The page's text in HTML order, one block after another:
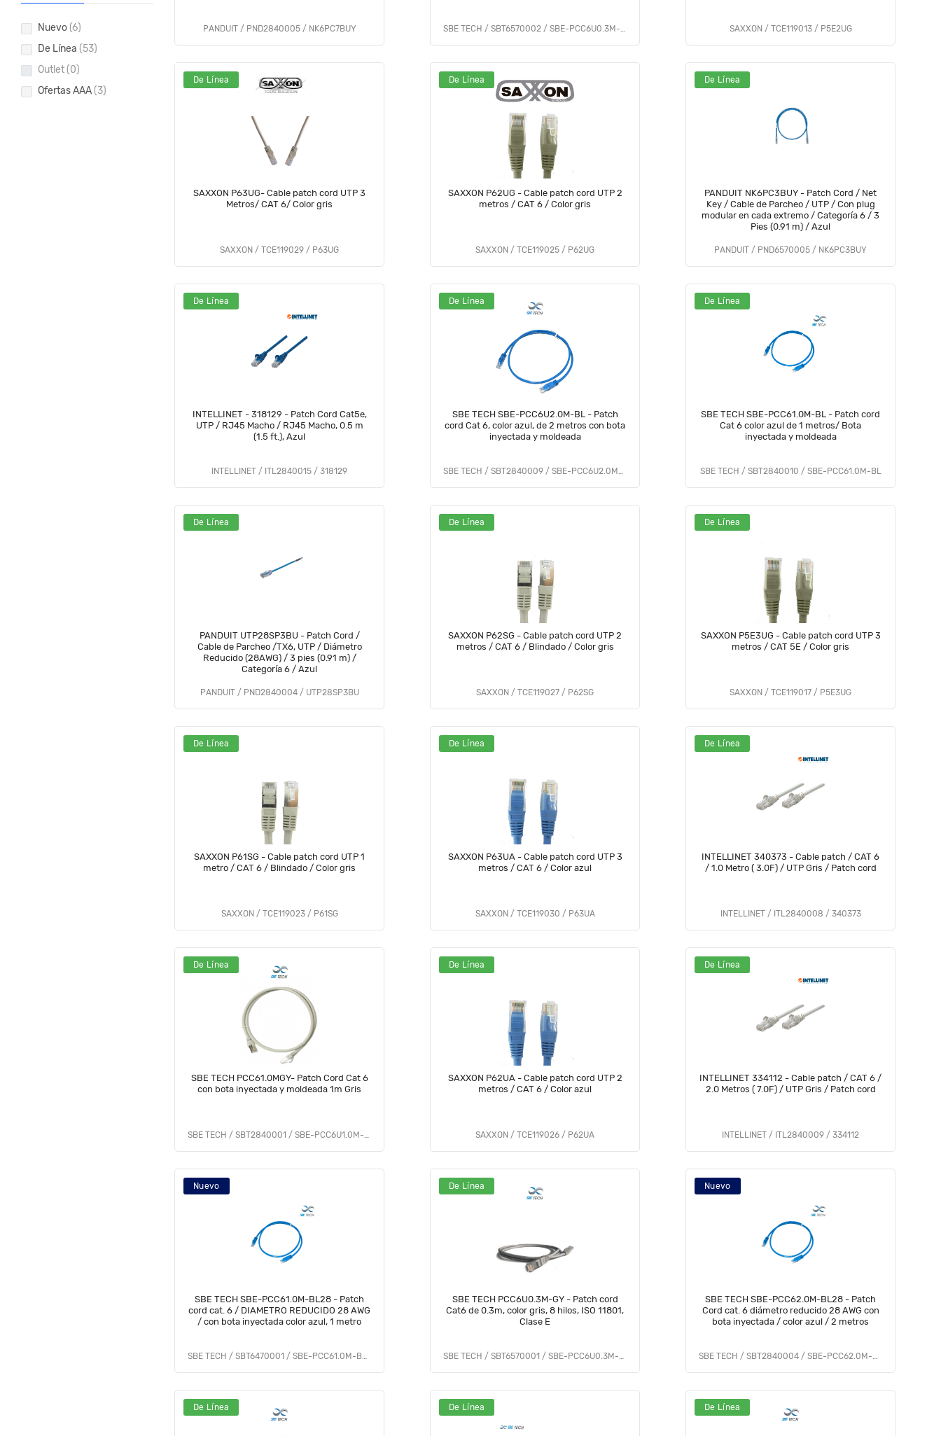
PANDUIT / PND2840005 / NK6PC7BUY SBE TECH / SBT6570002 / SBE-PCC6U0.3M-BL SAXXON / TCE119013 / P5E2UG
De Línea
SAXXON P63UG- Cable patch cord UTP 3
Metros/ CAT 6/ Color gris
SAXXON / TCE119029 / P63UG
De Línea
SAXXON P62UG - Cable patch cord UTP 2
metros / CAT 6 / Color gris
SAXXON / TCE119025 / P62UG
De Línea
PANDUIT NK6PC3BUY - Patch Cord / Net
Key / Cable de Parcheo / UTP / Con plug
modular en cada extremo / Categoría 6 / 3
Pies (0.91 m) / Azul
PANDUIT / PND6570005 / NK6PC3BUY
De Línea
INTELLINET - 318129 - Patch Cord Cat5e,
UTP / RJ45 Macho / RJ45 Macho, 0.5 m
(1.5 ft.), Azul
INTELLINET / ITL2840015 / 318129
De Línea
SBE TECH SBE-PCC6U2.0M-BL - Patch
cord Cat 6, color azul, de 2 metros con bota
inyectada y moldeada
SBE TECH / SBT2840009 / SBE-PCC6U2.0M-BL
De Línea
SBE TECH SBE-PCC61.0M-BL - Patch cord
Cat 6 color azul de 1 metros/ Bota
inyectada y moldeada
SBE TECH / SBT2840010 / SBE-PCC61.0M-BL
De Línea
PANDUIT UTP28SP3BU - Patch Cord /
Cable de Parcheo /TX6, UTP / Diámetro
Reducido (28AWG) / 3 pies (0.91 m) /
Categoría 6 / Azul
PANDUIT / PND2840004 / UTP28SP3BU
De Línea
SAXXON P62SG - Cable patch cord UTP 2
metros / CAT 6 / Blindado / Color gris
SAXXON / TCE119027 / P62SG
De Línea
SAXXON P5E3UG - Cable patch cord UTP 3
metros / CAT 5E / Color gris
SAXXON / TCE119017 / P5E3UG
De Línea
SAXXON P61SG - Cable patch cord UTP 1
metro / CAT 6 / Blindado / Color gris
SAXXON / TCE119023 / P61SG
De Línea
SAXXON P63UA - Cable patch cord UTP 3
metros / CAT 6 / Color azul
SAXXON / TCE119030 / P63UA
De Línea
INTELLINET 340373 - Cable patch / CAT 6
/ 1.0 Metro ( 3.0F) / UTP Gris / Patch cord
INTELLINET / ITL2840008 / 340373
De Línea
SBE TECH PCC61.0MGY- Patch Cord Cat 6
con bota inyectada y moldeada 1m Gris
SBE TECH / SBT2840001 / SBE-PCC6U1.0M-GY
De Línea
SAXXON P62UA - Cable patch cord UTP 2
metros / CAT 6 / Color azul
SAXXON / TCE119026 / P62UA
De Línea
INTELLINET 334112 - Cable patch / CAT 6 /
2.0 Metros ( 7.0F) / UTP Gris / Patch cord
INTELLINET / ITL2840009 / 334112
Nuevo
SBE TECH SBE-PCC61.0M-BL28 - Patch
cord cat. 6 / DIAMETRO REDUCIDO 28 AWG
/ con bota inyectada color azul, 1 metro
SBE TECH / SBT6470001 / SBE-PCC61.0M-BL28
De Línea
SBE TECH PCC6U0.3M-GY - Patch cord
Cat6 de 0.3m, color gris, 8 hilos, ISO 11801,
Clase E
SBE TECH / SBT6570001 / SBE-PCC6U0.3M-GY
Nuevo
SBE TECH SBE-PCC62.0M-BL28 - Patch
Cord cat. 6 diámetro reducido 28 AWG con
bota inyectada / color azul / 2 metros
SBE TECH / SBT2840004 / SBE-PCC62.0M-BL28
De Línea De Línea De Línea
Nuevo (6)
De Línea (53)
Outlet (0)
Ofertas AAA (3)